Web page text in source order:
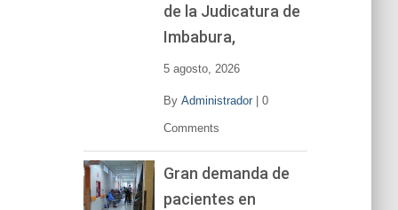
de la Judicatura de
Imbabura,
5 agosto, 2026
By Administrador| 0
Comments
Gran demanda de
pacientes en